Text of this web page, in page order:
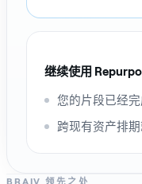
继续使用
您的片段已经
跨现有资产排
BRAIV 领先之处